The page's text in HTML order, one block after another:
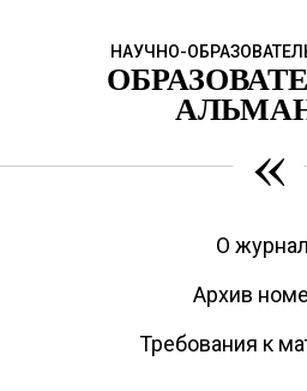
НАУЧНО-
«
О
Архив
Требования к